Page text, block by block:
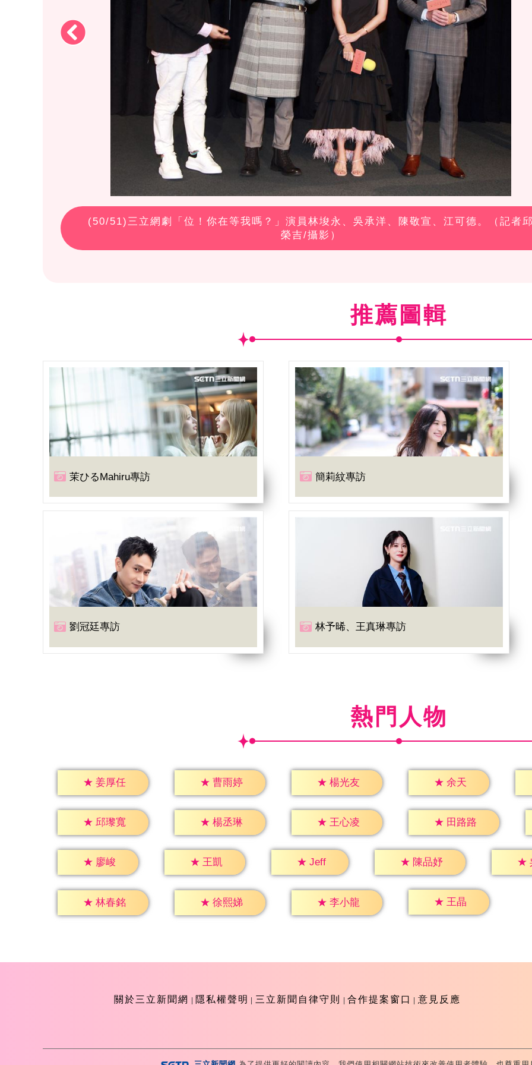
(50/51)三立網劇「位！你在等我嗎？」演員林埈永、吳承洋、陳敬宣、江可德。（記者
榮吉/攝影）
推薦圖輯
茉ひるMahiru專訪 簡莉紋專訪
劉冠廷專訪 林予晞、王真琳專訪
熱門人物
★ 姜厚任 ★ 曹雨婷 ★ 楊光友 ★ 余天
★ 邱瓈寬 ★ 楊丞琳 ★ 王心凌 ★ 田路路
★ 廖峻 ★ 王凱 ★ Jeff ★ 陳品妤 ★
★ 林春銘 ★ 徐熙娣 ★ 李小龍 ★ 王晶
關於三立新聞網 隱私權聲明 三立新聞自律守則 合作提案窗口 意見反應